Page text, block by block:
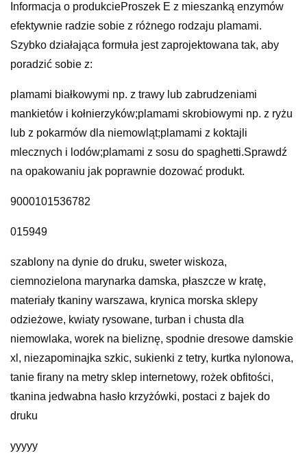
Informacja o produkcieProszek E z mieszanką enzymów
efektywnie radzie sobie z różnego rodzaju plamami.
Szybko działająca formuła jest zaprojektowana tak, aby
poradzić sobie z:
plamami białkowymi np. z trawy lub zabrudzeniami
mankietów i kołnierzyków;plamami skrobiowymi np. z ryżu
lub z pokarmów dla niemowląt;plamami z koktajli
mlecznych i lodów;plamami z sosu do spaghetti.Sprawdź
na opakowaniu jak poprawnie dozować produkt.
9000101536782
015949
szablony na dynie do druku, sweter wiskoza,
ciemnozielona marynarka damska, płaszcze w kratę,
materiały tkaniny warszawa, krynica morska sklepy
odzieżowe, kwiaty rysowane, turban i chusta dla
niemowlaka, worek na bieliznę, spodnie dresowe damskie
xl, niezapominajka szkic, sukienki z tetry, kurtka nylonowa,
tanie firany na metry sklep internetowy, rożek obfitości,
tkanina jedwabna hasło krzyżówki, postaci z bajek do
druku
yyyyy